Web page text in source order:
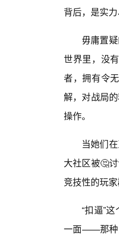
背后，是实
毋庸置
世界里，没
者，拥有令
解，对战局
操作。
当她们
大社区被🤔
竞技性的玩家
“扣逼”
一面——那种